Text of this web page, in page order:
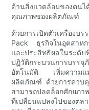
ด้านสิ่งแวดล้อมของต
คุณภาพของผลิตภัณฑ์
ด้วยการเปิดตัวเครื่อง
Pack ธุรกิจในอุตสาห
และประสิทธิผลในระดั
ปฏิวัติกระบวนการบรรจุ
อัตโนมัติ เพิ่มความแ
ผลิตภัณฑ์ ด้วยการควบคุ
สามารถปลดล็อกศักยภา
ที่เปลี่ยนแปลงไปของตล